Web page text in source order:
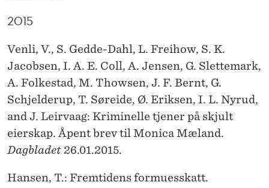
2015
Venli, V., S. Gedde-Dahl, L. Freihow, S. K.
Jacobsen, I. A. E. Coll, A. Jensen, G. Slettemark,
A. Folkestad, M. Thowsen, J. F. Bernt, G.
Schjelderup, T. Søreide, Ø. Eriksen, I. L. Nyrud,
and J. Leirvaag: Kriminelle tjener på skjult
eierskap. Åpent brev til Monica Mæland.
Dagbladet 26.01.2015.
Hansen, T.: Fremtidens formuesskatt.